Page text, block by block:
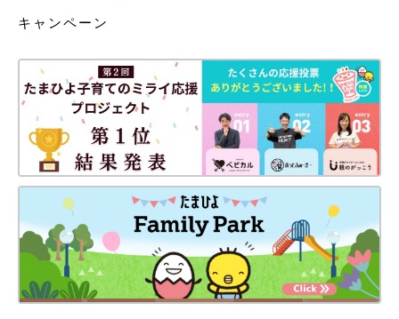
お肌をしっかりと守り、手持ちのお洋服とも合
う帽子が欲しくなりますよね。今回は、見た目
もオシャレでしっかりと紫外線対策ができる帽
子をご紹介♪ シンプルなデザインばかりを集め
たので、ぜひご覧ください。
ユニクロ「春夏の定番Tシャツはコ
レ！」「シンプルで着回しバツグン」一
枚でサマになる★ロンT＆半袖T
ユニクロのロンT＆半袖Tが話題です！着回しバ
ツグンでとにかく使えると、色違いでゲットし
ている人も多いんだとか。一枚でサマになり、
もちろんインナーとしても大活躍♪ 今回はそん
なユニクロの、超使えるロンT＆半袖Tをご紹介
します。
ファッションに関する記事一覧
キャンペーン